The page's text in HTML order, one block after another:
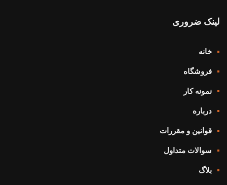
لینک ضروری
خانه
فروشگاه
نمونه کار
درباره
قوانین و مقررات
سوالات متداول
بلاگ